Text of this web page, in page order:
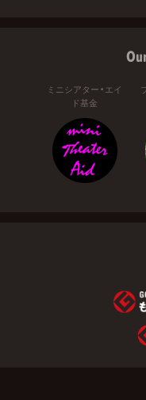
ミニシアター・エイ
ド基金